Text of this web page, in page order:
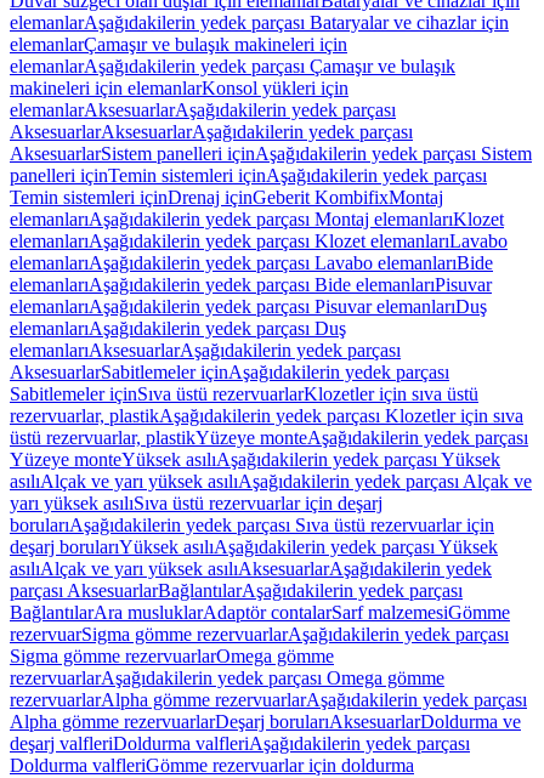
elemanlarAşağıdakilerin yedek parçası Bataryalar ve cihazlar için
elemanlarÇamaşır ve bulaşık makineleri için
elemanlarAşağıdakilerin yedek parçası Çamaşır ve bulaşık
makineleri için elemanlarKonsol yükleri için
elemanlarAksesuarlarAşağıdakilerin yedek parçası
AksesuarlarAksesuarlarAşağıdakilerin yedek parçası
AksesuarlarSistem panelleri içinAşağıdakilerin yedek parçası Sistem
panelleri içinTemin sistemleri içinAşağıdakilerin yedek parçası
Temin sistemleri içinDrenaj içinGeberit KombifixMontaj
elemanlarıAşağıdakilerin yedek parçası Montaj elemanlarıKlozet
elemanlarıAşağıdakilerin yedek parçası Klozet elemanlarıLavabo
elemanlarıAşağıdakilerin yedek parçası Lavabo elemanlarıBide
elemanlarıAşağıdakilerin yedek parçası Bide elemanlarıPisuvar
elemanlarıAşağıdakilerin yedek parçası Pisuvar elemanlarıDuş
elemanlarıAşağıdakilerin yedek parçası Duş
elemanlarıAksesuarlarAşağıdakilerin yedek parçası
AksesuarlarSabitlemeler içinAşağıdakilerin yedek parçası
Sabitlemeler içinSıva üstü rezervuarlarKlozetler için sıva üstü
rezervuarlar, plastikAşağıdakilerin yedek parçası Klozetler için sıva
üstü rezervuarlar, plastikYüzeye monteAşağıdakilerin yedek parçası
Yüzeye monteYüksek asılıAşağıdakilerin yedek parçası Yüksek
asılıAlçak ve yarı yüksek asılıAşağıdakilerin yedek parçası Alçak ve
yarı yüksek asılıSıva üstü rezervuarlar için deşarj
borularıAşağıdakilerin yedek parçası Sıva üstü rezervuarlar için
deşarj borularıYüksek asılıAşağıdakilerin yedek parçası Yüksek
asılıAlçak ve yarı yüksek asılıAksesuarlarAşağıdakilerin yedek
parçası AksesuarlarBağlantılarAşağıdakilerin yedek parçası
BağlantılarAra musluklarAdaptör contalarSarf malzemesiGömme
rezervuarSigma gömme rezervuarlarAşağıdakilerin yedek parçası
Sigma gömme rezervuarlarOmega gömme
rezervuarlarAşağıdakilerin yedek parçası Omega gömme
rezervuarlarAlpha gömme rezervuarlarAşağıdakilerin yedek parçası
Alpha gömme rezervuarlarDeşarj borularıAksesuarlarDoldurma ve
deşarj valfleriDoldurma valfleriAşağıdakilerin yedek parçası
Doldurma valfleriGömme rezervuarlar için doldurma